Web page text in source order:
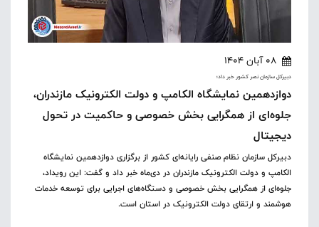
08 آبان 1404
دبیرکل سازمان نصر کشور خبر داد؛
دوازدهمین نمایشگاه الکامپ و دولت الکترونیک مازندران،
جلوه‌ای از همگرایی بخش خصوصی و حاکمیت در تحول
دیجیتال
دبیرکل سازمان نظام صنفی رایانه‌ای کشور از برگزاری دوازدهمین نمایشگاه
الکامپ و دولت الکترونیک مازندران در دی‌ماه خبر داد و گفت: این رویداد،
جلوه‌ای از همگرایی بخش خصوصی و دستگاه‌های اجرایی برای توسعه خدمات
هوشمند و ارتقای دولت الکترونیک در استان است.